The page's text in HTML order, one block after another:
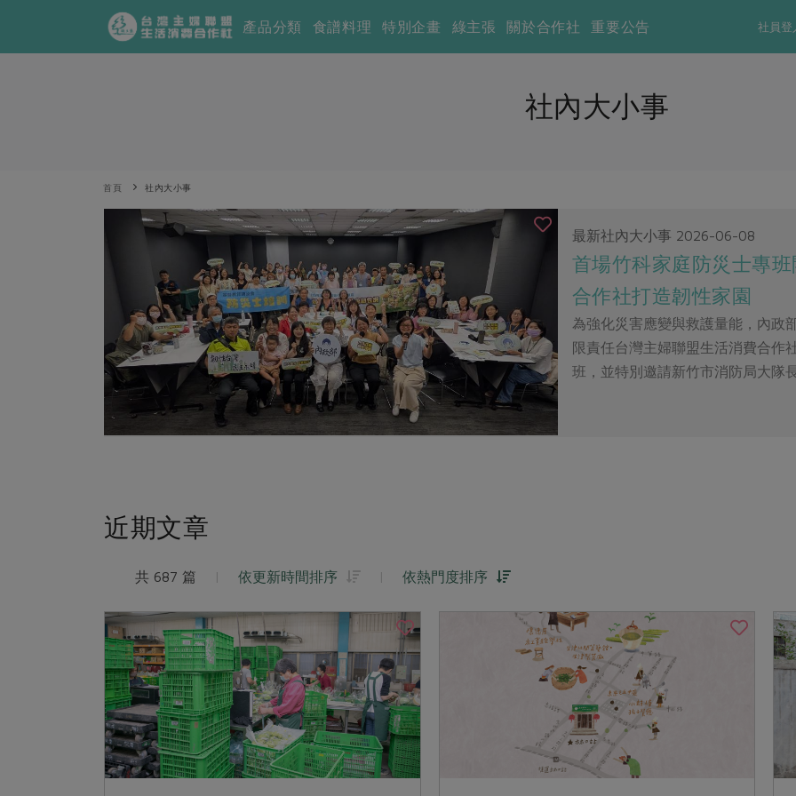
社員登
產品分類 食譜料理 特別企畫 綠主張 關於合作社 重要公告
社內大小事
首頁 社內大小事
最新社內大小事 2026-06-08
首場竹科家庭防災士專
合作社打造韌性家園
為強化災害應變與救護量能，內政
限責任台灣主婦聯盟生活消費合作
班，並特別邀請新竹市消防局大隊
近期文章
共 687 篇 | 依更新時間排序 | 依熱門度排序